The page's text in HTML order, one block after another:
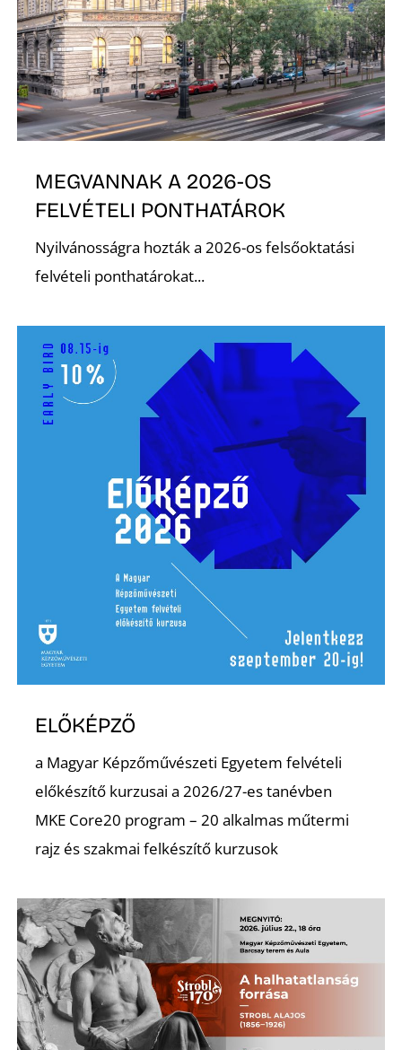
MEGVANNAK A 2026-OS
FELVÉTELI PONTHATÁROK
Nyilvánosságra hozták a 2026-os felsőoktatási
felvételi ponthatárokat...
ELŐKÉPZŐ
a Magyar Képzőművészeti Egyetem felvételi
előkészítő kurzusai a 2026/27-es tanévben
MKE Core20 program – 20 alkalmas műtermi
rajz és szakmai felkészítő kurzusok